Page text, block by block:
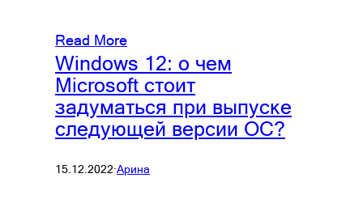
Read More
Windows 12: о чем
Microsoft стоит
задуматься при выпуске
следующей версии ОС?
15.12.2022·Арина